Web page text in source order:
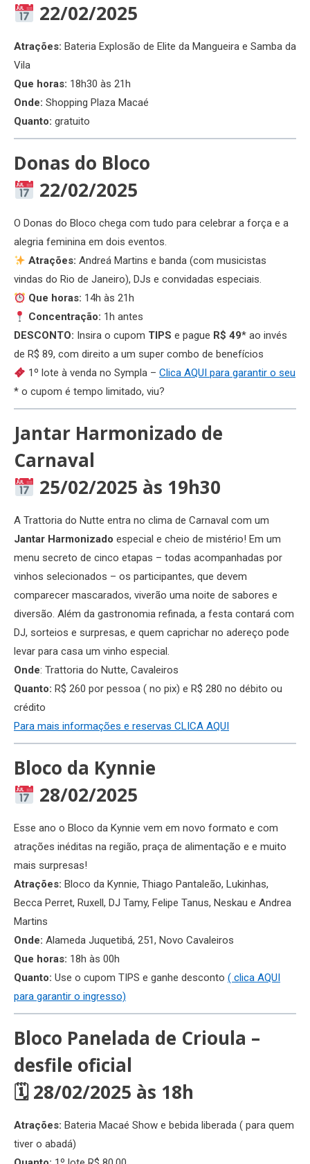
22/02/2025
Atrações: Bateria Explosão de Elite da Mangueira e Samba da
Vila
Que horas: 18h30 às 21h
Onde: Shopping Plaza Macaé
Quanto: gratuito
Donas do Bloco
22/02/2025
O Donas do Bloco chega com tudo para celebrar a força e a
alegria feminina em dois eventos.
Atrações: Andreá Martins e banda (com musicistas
vindas do Rio de Janeiro), DJs e convidadas especiais.
Que horas: 14h às 21h
Concentração: 1h antes
DESCONTO: Insira o cupom TIPS e pague R$ 49* ao invés
de R$ 89, com direito a um super combo de benefícios
1º lote à venda no Sympla –Clica AQUI para garantir o seu
* o cupom é tempo limitado, viu?
Jantar Harmonizado de
Carnaval
25/02/2025 às 19h30
A Trattoria do Nutte entra no clima de Carnaval com um
Jantar Harmonizado especial e cheio de mistério! Em um
menu secreto de cinco etapas – todas acompanhadas por
vinhos selecionados – os participantes, que devem
comparecer mascarados, viverão uma noite de sabores e
diversão. Além da gastronomia refinada, a festa contará com
DJ, sorteios e surpresas, e quem caprichar no adereço pode
levar para casa um vinho especial.
Onde: Trattoria do Nutte, Cavaleiros
Quanto: R$ 260 por pessoa ( no pix) e R$ 280 no débito ou
crédito
Para mais informações e reservas CLICA AQUI
Bloco da Kynnie
28/02/2025
Esse ano o Bloco da Kynnie vem em novo formato e com
atrações inéditas na região, praça de alimentação e e muito
mais surpresas!
Atrações: Bloco da Kynnie, Thiago Pantaleão, Lukinhas,
Becca Perret, Ruxell, DJ Tamy, Felipe Tanus, Neskau e Andrea
Martins
Onde: Alameda Juquetibá, 251, Novo Cavaleiros
Que horas: 18h às 00h
Quanto: Use o cupom TIPS e ganhe desconto ( clica AQUI
para garantir o ingresso)
Bloco Panelada de Crioula –
desfile oficial
🗓 28/02/2025 às 18h
Atrações: Bateria Macaé Show e bebida liberada ( para quem
tiver o abadá)